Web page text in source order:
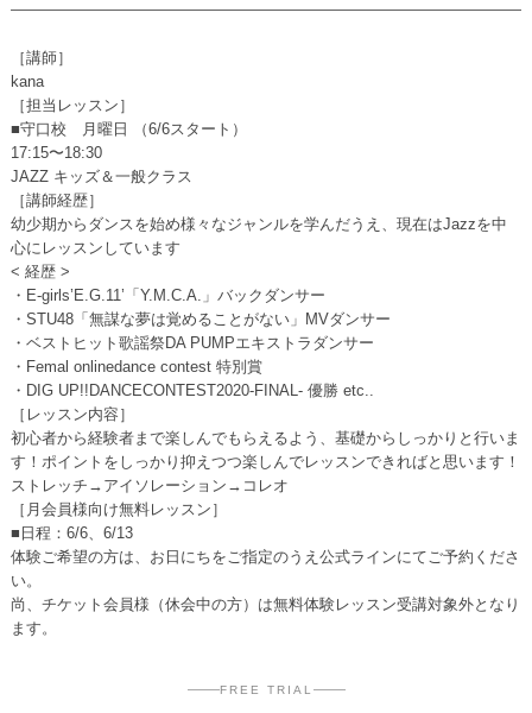
［講師］
kana
［担当レッスン］
■守口校 月曜日 （6/6スタート）
17:15〜18:30
JAZZ キッズ＆一般クラス
［講師経歴］
幼少期からダンスを始め様々なジャンルを学んだうえ、現在はJazzを中
心にレッスンしています
< 経歴 >
・E-girls’E.G.11’「Y.M.C.A.」バックダンサー
・STU48「無謀な夢は覚めることがない」MVダンサー
・ベストヒット歌謡祭DA PUMPエキストラダンサー
・Femal onlinedance contest 特別賞
・DIG UP!!DANCECONTEST2020-FINAL- 優勝 etc..
［レッスン内容］
初心者から経験者まで楽しんでもらえるよう、基礎からしっかりと行いま
す！ポイントをしっかり抑えつつ楽しんでレッスンできればと思います！
ストレッチ→アイソレーション→コレオ
［月会員様向け無料レッスン］
■日程：6/6、6/13
体験ご希望の方は、お日にちをご指定のうえ公式ラインにてご予約くださ
い。
尚、チケット会員様（休会中の方）は無料体験レッスン受講対象外となり
ます。
FREE TRIAL